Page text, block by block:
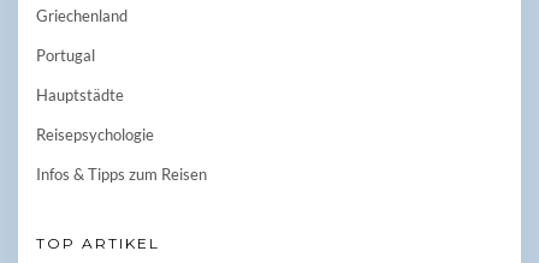
Griechenland
Portugal
Hauptstädte
Reisepsychologie
Infos & Tipps zum Reisen
TOP ARTIKEL